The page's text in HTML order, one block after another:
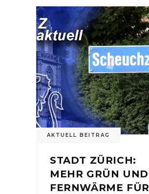
AKTUELL BEITRAG
STADT ZÜRICH:
MEHR GRÜN UND
FERNWÄRME FÜR